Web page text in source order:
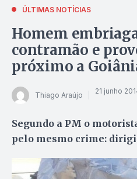
ÚLTIMAS NOTÍCIAS
Homem
contramão e
próximo a
Thiago Araújo 21 junho
Segundo a PM o
pelo mesmo crime: